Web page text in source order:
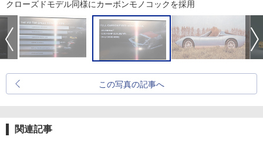
クローズドモデル同様にカーボンモノコックを採用
この写真の記事へ
関連記事